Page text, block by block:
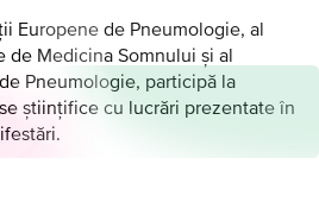
Europene de Pneumologie, al
de Medicina Somnului și al
Pneumologie, participă la
științifice cu lucrări prezentate în